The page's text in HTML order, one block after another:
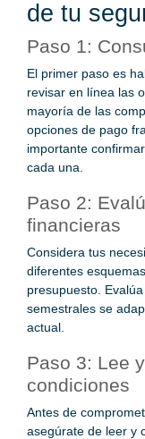
de tu
Paso 1:
El primer paso es
revisar en línea las
mayoría de las
opciones de pago
importante
cada una.
Paso 2:
financieras
Considera tus
diferentes
presupuesto.
semestrales se
actual.
Paso 3: Lee
condiciones
Antes de
asegúrate de leer y